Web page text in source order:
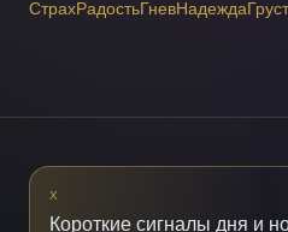
СтрахРадостьГневНадежда
X
Короткие сигналы дня и